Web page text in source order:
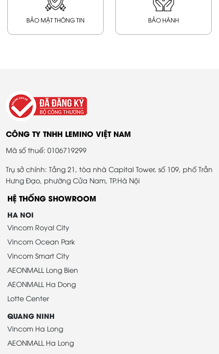
BẢO MẬT THÔNG TIN BẢO HÀNH
CÔNG TY TNHH LEMINO VIỆT NAM
Mã số thuế: 0106719299
Trụ sở chính: Tầng 21, tòa nhà Capital Tower, số 109, phố Trần
Hưng Đạo, phường Cửa Nam, TP.Hà Nội
HỆ THỐNG SHOWROOM
HA NOI
Vincom Royal City
Vincom Ocean Park
Vincom Smart City
AEONMALL Long Bien
AEONMALL Ha Dong
Lotte Center
QUANG NINH
Vincom Ha Long
AEONMALL Ha Long